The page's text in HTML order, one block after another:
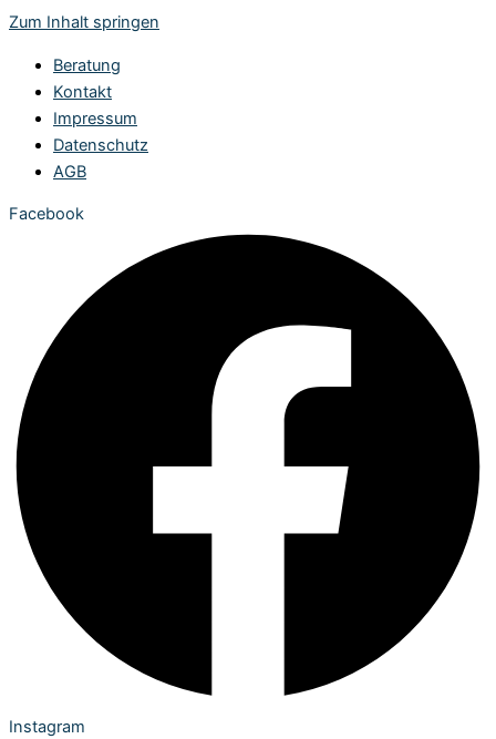
Zum Inhalt springen
Beratung
Kontakt
Impressum
Datenschutz
AGB
Facebook
Instagram